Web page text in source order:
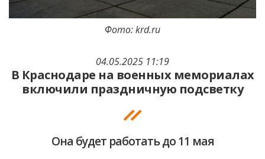
04.05.2025 11:19
В Краснодаре на военных мемориалах
включили праздничную подсветку
Она будет работать до 11 мая
Фото: krd.ru